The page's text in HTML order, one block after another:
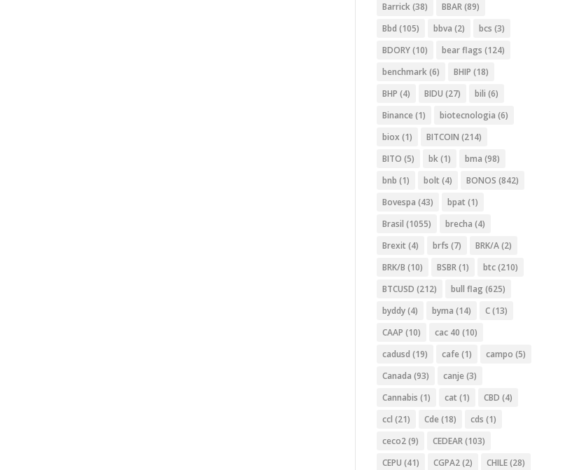
Barrick(38) BBAR(89)
Bbd (105) bbva (2) bcs (3)
BDORY(10) bear flags (124)
benchmark(6) BHIP (18)
BHP (4) BIDU (27) bili (6)
Binance (1) biotecnologia (6)
biox (1) BITCOIN (214)
BITO (5) bk(1) bma (98)
bnb (1) bolt (4) BONOS (842)
Bovespa (43) bpat (1)
Brasil (1055) brecha (4)
Brexit (4) brfs (7) BRK/A(2)
BRK/B (10) BSBR(1) btc(210)
BTCUSD (212) bull flag (625)
byddy(4) byma (14) C(13)
CAAP (10) cac 40 (10)
cadusd (19) cafe (1) campo (5)
Canada (93) canje (3)
Cannabis (1) cat (1) CBD (4)
ccl (21) Cde (18) cds (1)
ceco2(9) CEDEAR(103)
CEPU (41) CGPA2(2) CHILE(28)